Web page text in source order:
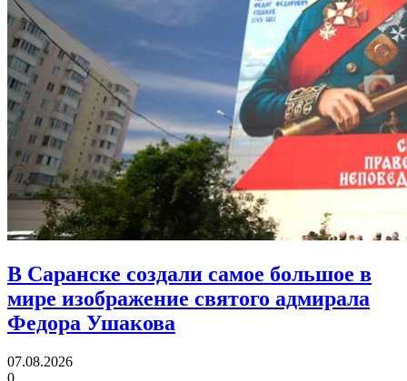
В Саранске создали самое большое в
мире изображение святого адмирала
Федора Ушакова
07.08.2026
0